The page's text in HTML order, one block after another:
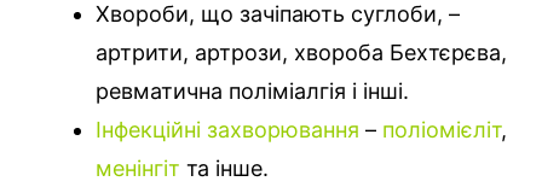
Хвороби, що зачіпають суглоби, –
артрити, артрози, хвороба Бехтєрєва,
ревматична поліміалгія і інші.
Інфекційні захворювання – поліомієліт,
менінгіт та інше.